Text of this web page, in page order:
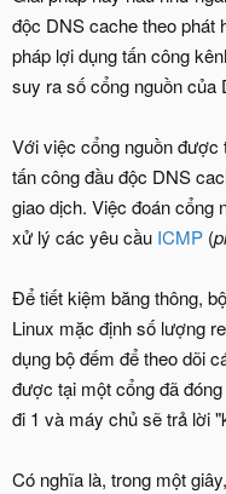
độc DNS cache theo phát
pháp lợi dụng tấn công
suy ra số cổng nguồn của
Với việc cổng nguồn
tấn công đầu độc DNS
giao dịch. Việc đoán cổng
xử lý các yêu cầu ICMP (
Để tiết kiệm băng thông,
Linux mặc định số lượng
dụng bộ đếm để theo dõi
được tại một cổng đã
đi 1 và máy chủ sẽ trả lời
Có nghĩa là, trong một